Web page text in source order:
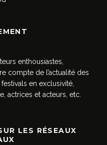
enthousiastes,
compte de l’actualité des
en exclusivité,
actrices et acteurs, etc.
LES RÉSEAUX